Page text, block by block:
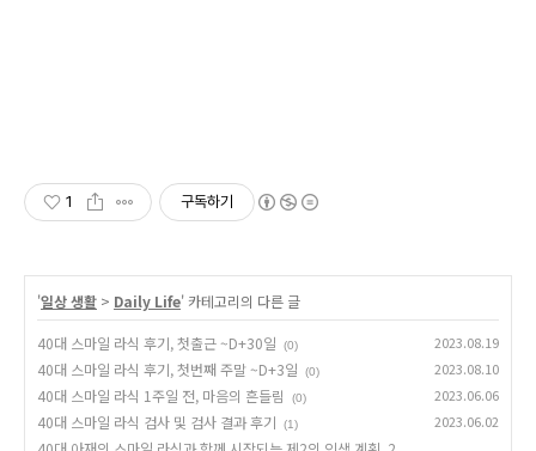
1 구독하기
'일상 생활 > Daily Life' 카테고리의 다른 글
40대 스마일 라식 후기, 첫출근 ~D+30일 (0) 2023.08.19
40대 스마일 라식 후기, 첫번째 주말 ~D+3일 (0) 2023.08.10
40대 스마일 라식 1주일 전, 마음의 흔들림 (0) 2023.06.06
40대 스마일 라식 검사 및 검사 결과 후기 (1) 2023.06.02